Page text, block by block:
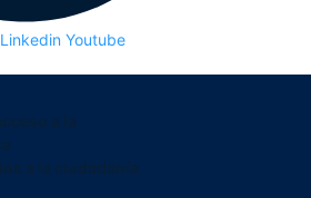
Linkedin Youtube